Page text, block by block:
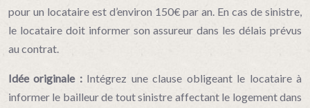
pour un locataire est d’environ 150€ par an. En cas de sinistre,
le locataire doit informer son assureur dans les délais prévus
au contrat.
Idée originale : Intégrez une clause obligeant le locataire à
informer le bailleur de tout sinistre affectant le logement dans